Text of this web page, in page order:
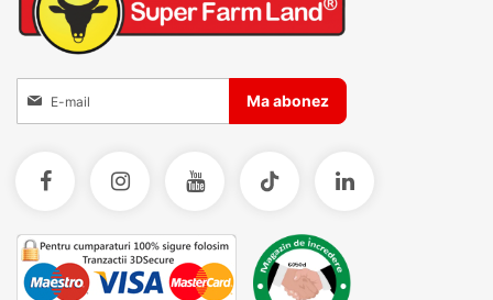
Inscrieti-va la Buletinele noastre informative
Ma abonez